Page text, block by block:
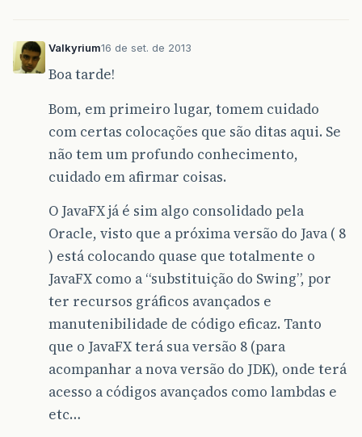
Valkyrium16 de set. de 2013
Boa tarde!
Bom, em primeiro lugar, tomem cuidado
com certas colocações que são ditas aqui. Se
não tem um profundo conhecimento,
cuidado em afirmar coisas.
O JavaFX já é sim algo consolidado pela
Oracle, visto que a próxima versão do Java ( 8
) está colocando quase que totalmente o
JavaFX como a “substituição do Swing”, por
ter recursos gráficos avançados e
manutenibilidade de código eficaz. Tanto
que o JavaFX terá sua versão 8 (para
acompanhar a nova versão do JDK), onde terá
acesso a códigos avançados como lambdas e
etc…